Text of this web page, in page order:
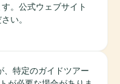
。公式ウェブサイト
い。
、特定のガイドツアー